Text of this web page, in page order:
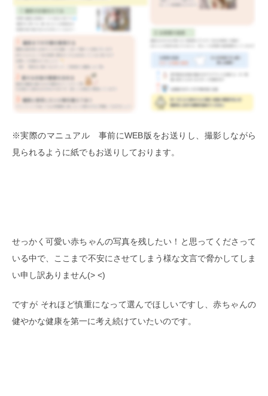
※実際のマニュアル 事前にWEB版をお送りし、撮影しながら
見られるように紙でもお送りしております。
せっかく可愛い赤ちゃんの写真を残したい！と思ってくださって
いる中で、ここまで不安にさせてしまう様な文言で脅かしてしま
い申し訳ありません(> <)
ですが それほど慎重になって選んでほしいですし、赤ちゃんの
健やかな健康を第一に考え続けていたいのです。